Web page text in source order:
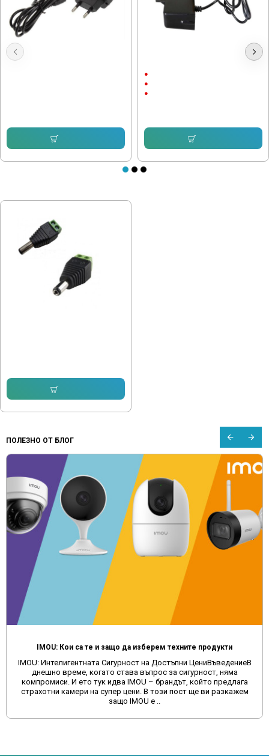
ПОЛЕЗНО ОТ БЛОГ
IMOU: Кои са те и защо да изберем техните продукти
IMOU: Интелигентната Сигурност на Достъпни ЦениВъведениеВ
днешно време, когато става въпрос за сигурност, няма
компромиси. И ето тук идва IMOU – брандът, който предлага
страхотни камери на супер цени. В този пост ще ви разкажем
защо IMOU е ..